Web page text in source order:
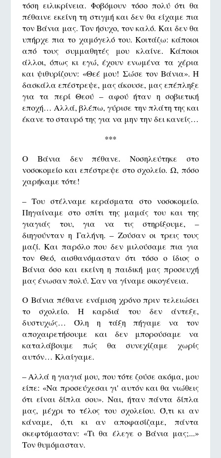
τόση ειλικρίνεια. Φοβόμουν τόσο πολύ ότι θα
πέθαινε εκείνη τη στιγμή και δεν θα είχαμε πια
τον Βάνια μας. Τον ήσυχο, τον καλό. Και δεν θα
υπήρχε πια το χαμόγελό του. Κοιτάζω: κάποιοι
από τους συμμαθητές μου κλαίνε. Κάποιοι
άλλοι, όπως κι εγώ, έχουν ενωμένα τα χέρια
και ψιθυρίζουν: «Θεέ μου! Σώσε τον Βάνια». Η
δασκάλα επέστρεψε, μας άκουσε, μας επέπληξε
για τα περί Θεού – αφού ήταν η σοβιετική
εποχή… Αλλά, βλέπω, γύρισε την πλάτη της και
έκανε το σταυρό της για να μην την δει κανείς…
***
Ο Βάνια δεν πέθανε. Νοσηλεύτηκε στο
νοσοκομείο και επέστρεψε στο σχολείο. Ω, πόσο
χαρήκαμε τότε!
– Του στέλναμε κεράσματα στο νοσοκομείο.
Πηγαίναμε στο σπίτι της μαμάς του και της
γιαγιάς του, για να τις στηρίξουμε, –
διηγούνταν η Γαλήνη. – Ζούσαν οι τρεις τους
μαζί. Και παρόλο που δεν μιλούσαμε πια για
τον Θεό, αισθανόμασταν ότι τόσο ο ίδιος ο
Βάνια όσο και εκείνη η παιδική μας προσευχή
μας ένωσαν πολύ. Σαν να γίναμε οικογένεια.
Ο Βάνια πέθανε ενάμιση χρόνο πριν τελειώσει
το σχολείο. Η καρδιά του δεν άντεξε,
δυστυχώς… Όλη η τάξη πήγαμε να τον
αποχαιρετήσουμε και δεν μπορούσαμε να
καταλάβουμε πώς θα συνεχίζαμε χωρίς
αυτόν… Κλαίγαμε.
– Αλλά η γιαγιά μου, που τότε ζούσε ακόμα, μου
είπε: «Να προσεύχεσαι γι' αυτόν και θα νιώθεις
ότι είναι δίπλα σου». Ναι, ήταν πάντα δίπλα
μας, μέχρι το τέλος του σχολείου. Ό,τι κι αν
κάναμε, ό,τι κι αν αποφασίζαμε, πάντα
σκεφτόμασταν: «Τι θα έλεγε ο Βάνια μας;...»
Τον θυμόμασταν.